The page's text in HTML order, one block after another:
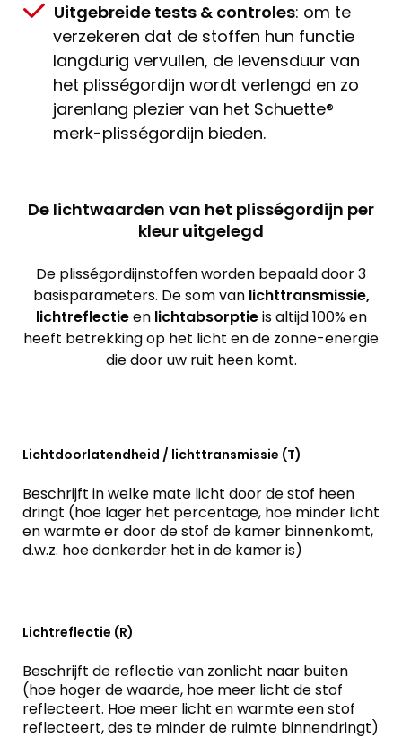
Uitgebreide tests & controles: om te
verzekeren dat de stoffen hun functie
langdurig vervullen, de levensduur van
het plisségordijn wordt verlengd en zo
jarenlang plezier van het Schuette®
merk-plisségordijn bieden.
De lichtwaarden van het plisségordijn per
kleur uitgelegd
De plisségordijnstoffen worden bepaald door 3
basisparameters. De som van lichttransmissie,
lichtreflectieen lichtabsorptieis altijd 100% en
heeft betrekking op het licht en de zonne-energie
die door uw ruit heen komt.
Lichtdoorlatendheid / lichttransmissie (T)
Beschrijft in welke mate licht door de stof heen
dringt (hoe lager het percentage, hoe minder licht
en warmte er door de stof de kamer binnenkomt,
d.w.z. hoe donkerder het in de kamer is)
Lichtreflectie (R)
Beschrijft de reflectie van zonlicht naar buiten
(hoe hoger de waarde, hoe meer licht de stof
reflecteert. Hoe meer licht en warmte een stof
reflecteert, des te minder de ruimte binnendringt)